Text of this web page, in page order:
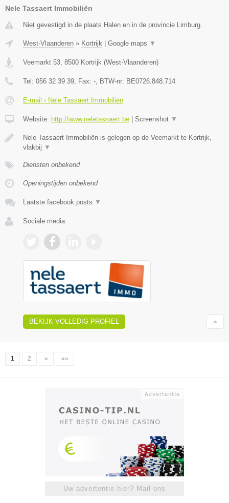
Nele Tassaert Immobiliën
Niet gevestigd in de plaats Halen en in de provincie Limburg.
West-Vlaanderen » Kortrijk Google maps ▼
Veemarkt 53 8500 Kortrijk (West-Vlaanderen)
Tel: 056 32 39 39 , Fax: - , BTW-nr: BE0726.848.714
E-mail › Nele Tassaert Immobiliën
Website: http://www.neletassaert.be Screenshot ▼
Nele Tassaert Immobiliën is gelegen op de Veemarkt te Kortrijk,
vlakbij ▼
Diensten onbekend
Openingstijden onbekend
Laatste facebook posts ▼
Sociale media:
BEKIJK VOLLEDIG PROFIEL
1 2 » »»
Uw advertentie hier? Mail ons